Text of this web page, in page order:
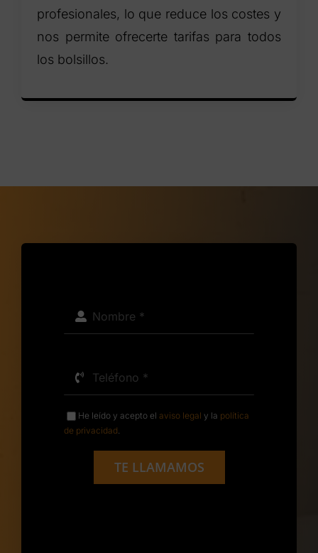
profesionales, lo que reduce los costes y
nos permite ofrecerte tarifas para todos
los bolsillos.
He leído y acepto el aviso legal y la política
de privacidad.
TE LLAMAMOS